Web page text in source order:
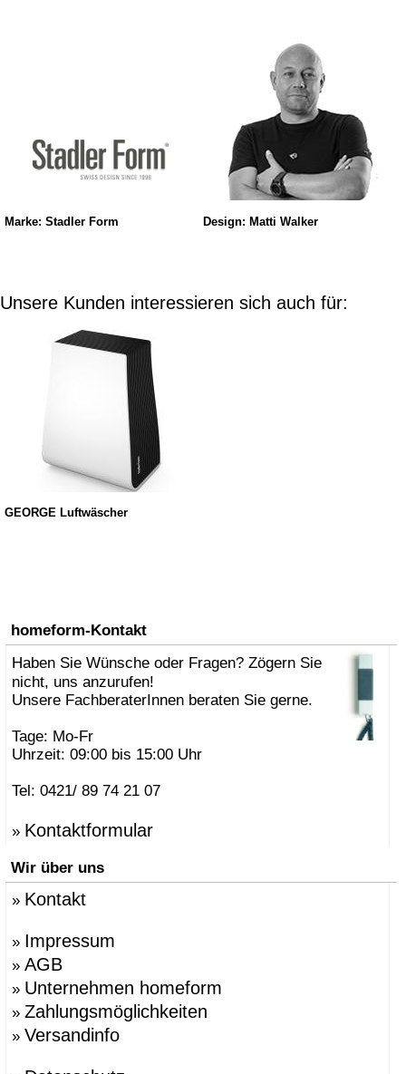
Marke: Stadler Form Design: Matti Walker
Unsere Kunden interessieren sich auch für:
GEORGE Luftwäscher
homeform-Kontakt
Haben Sie Wünsche oder Fragen? Zögern Sie
nicht, uns anzurufen!
Unsere FachberaterInnen beraten Sie gerne.
Tage: Mo-Fr
Uhrzeit: 09:00 bis 15:00 Uhr
Tel: 0421/ 89 74 21 07
» Kontaktformular
Wir über uns
» Kontakt
» Impressum
» AGB
» Unternehmen homeform
» Zahlungsmöglichkeiten
» Versandinfo